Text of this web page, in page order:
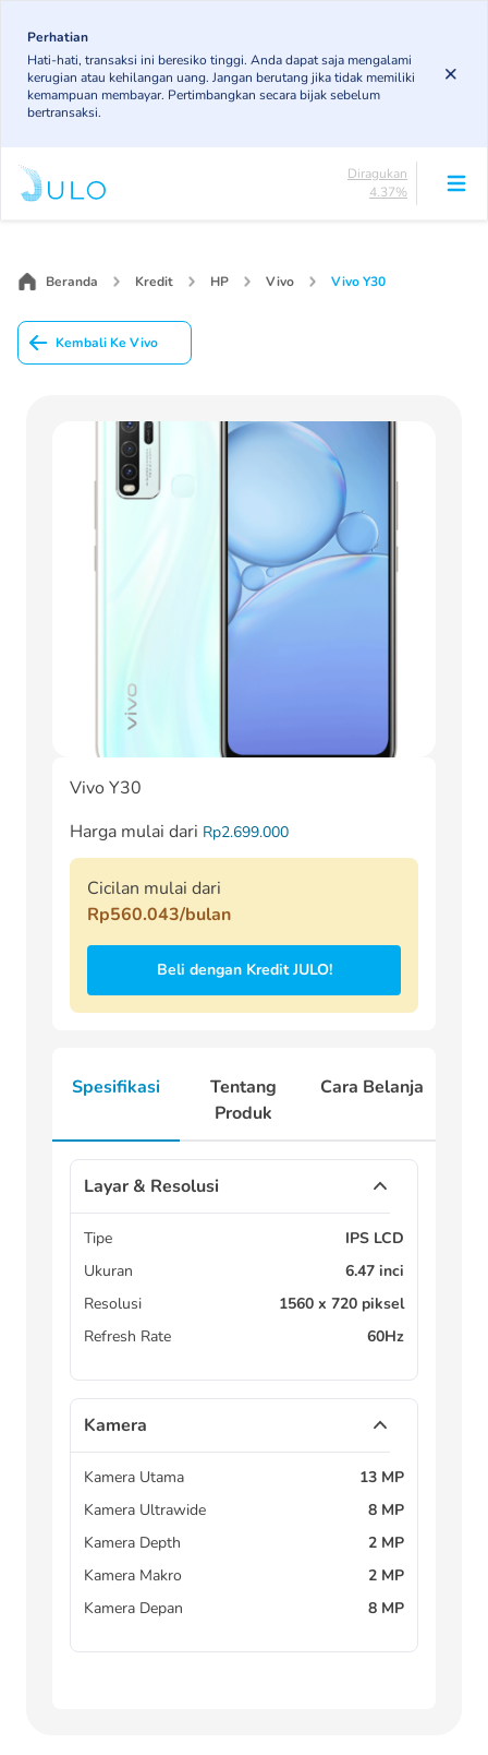
main
content
Perhatian
Hati-hati, transaksi ini beresiko tinggi. Anda dapat saja mengalami
kerugian atau kehilangan uang. Jangan berutang jika tidak memiliki
kemampuan membayar. Pertimbangkan secara bijak sebelum
bertransaksi.
84.21%
DPK
3.78%
Diragukan
4.37%
84.21%
Beranda Kredit HP Vivo Vivo Y30
Kembali Ke Vivo
Vivo Y30
Harga mulai dari Rp2.699.000
Cicilan mulai dari
Rp560.043/bulan
Beli dengan Kredit JULO!
Spesifikasi
Tentang
Produk
Cara Belanja
Layar & Resolusi
Tipe
IPS LCD
Ukuran
6.47 inci
Resolusi
1560 x 720 piksel
Refresh Rate
60Hz
Kamera
Kamera Utama
13 MP
Kamera Ultrawide
8 MP
Kamera Depth
2 MP
Kamera Makro
2 MP
Kamera Depan
8 MP